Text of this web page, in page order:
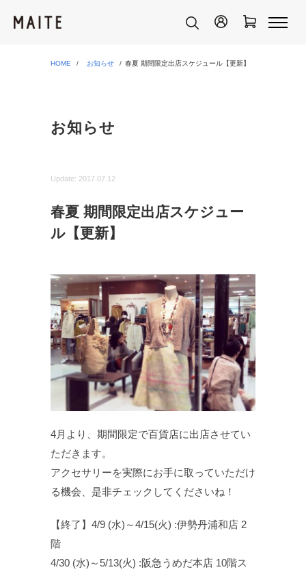
HOME お知らせ 春夏 期間限定出店スケジュール【更新】
お知らせ
Update: 2017.07.12
春夏 期間限定出店スケジュー
ル【更新】
4月より、期間限定で百貨店に出店させてい
ただきます。
アクセサリーを実際にお手に取っていただけ
る機会、是非チェックしてくださいね！
【終了】4/9 (水)～4/15(火) :伊勢丹浦和店 2
階
4/30 (水)～5/13(火) :阪急うめだ本店 10階ス